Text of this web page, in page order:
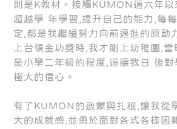
則是K教材。接觸KUMON這六年以
超越學 年學習,提升自己的能力,每
定,都是我繼續努力向前邁進的原動
上台領金功獎時,我才剛上幼稚園,
是小學二年級的程度,這讓我日 後
極大的信心。
有了KUMON的啟蒙與扎根,讓我從
大的成就感,並勇於面對各式各樣困